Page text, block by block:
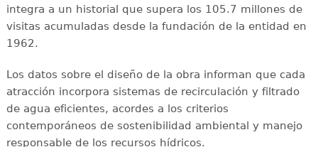
integra a un historial que supera los 105.7 millones de
visitas acumuladas desde la fundación de la entidad en
1962.
Los datos sobre el diseño de la obra informan que cada
atracción incorpora sistemas de recirculación y filtrado
de agua eficientes, acordes a los criterios
contemporáneos de sostenibilidad ambiental y manejo
responsable de los recursos hídricos.